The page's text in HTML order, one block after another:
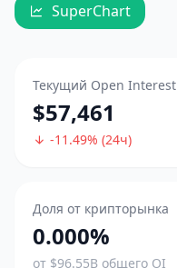
SuperChart
Текущий Open Interest
$57,461
-11.49% (24ч)
Доля от крипторынка
0.000%
от $96.55B общего OI